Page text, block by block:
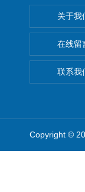
关于我
在线留
联系我
Copyright ©